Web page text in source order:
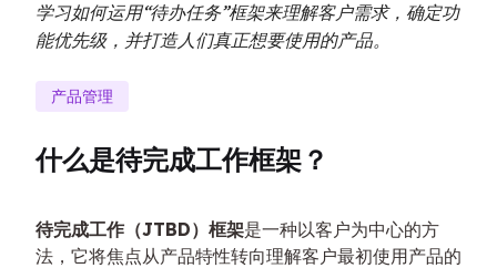
学习如何运用“待办任务”框架来理解客户需求，确定功
能优先级，并打造人们真正想要使用的产品。
产品管理
什么是待完成工作框架？
待完成工作（JTBD）框架是一种以客户为中心的方
法，它将焦点从产品特性转向理解客户最初使用产品的